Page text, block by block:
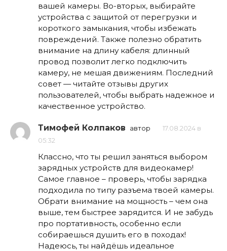
вашей камеры. Во-вторых, выбирайте
устройства с защитой от перегрузки и
короткого замыкания, чтобы избежать
повреждений. Также полезно обратить
внимание на длину кабеля: длинный
провод позволит легко подключить
камеру, не мешая движениям. Последний
совет — читайте отзывы других
пользователей, чтобы выбрать надежное и
качественное устройство.
Тимофей Колпаков автор
17.08.2024 в
05:32
Классно, что ты решил заняться выбором
зарядных устройств для видеокамер!
Самое главное – проверь, чтобы зарядка
подходила по типу разъема твоей камеры.
Обрати внимание на мощность – чем она
выше, тем быстрее зарядится. И не забудь
про портативность, особенно если
собираешься душить его в походах!
Надеюсь, ты найдёшь идеальное